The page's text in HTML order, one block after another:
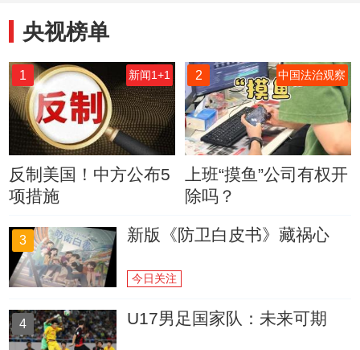
央视榜单
1 新闻1+1
反制美国！中方公布5
项措施
2 中国法治观察
上班“摸鱼”公司有权开
除吗？
3 新版《防卫白皮书》藏祸心
今日关注
4 U17男足国家队：未来可期